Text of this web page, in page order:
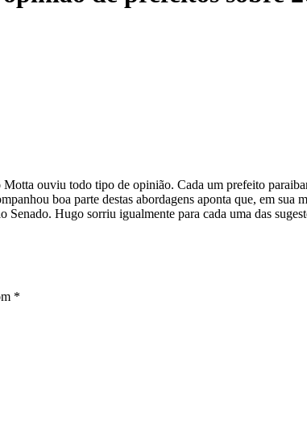
ouviu todo tipo de opinião. Cada um prefeito
boa parte destas abordagens aponta que, em sua
Hugo sorriu igualmente para cada uma das
*